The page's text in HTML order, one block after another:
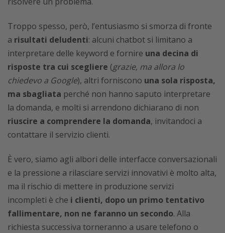
Troppo spesso, però, l’entusiasmo si smorza di fronte
a risultati deludenti: alcuni chatbot si limitano a
interpretare delle keyword e fornire una decina di
risposte tra cui scegliere (grazie, ma allora lo
chiedevo a Google), altri forniscono una sola risposta,
ma sbagliata perché non hanno saputo interpretare
la domanda, e molti si arrendono dichiarano di non
riuscire a comprendere la domanda, invitandoci a
contattare il servizio clienti.
È vero, siamo agli albori delle interfacce conversazionali
e la pressione a rilasciare servizi innovativi è molto alta,
ma il rischio di mettere in produzione servizi
incompleti è che i clienti, dopo un primo tentativo
fallimentare, non ne faranno un secondo. Alla
richiesta successiva torneranno a usare telefono o